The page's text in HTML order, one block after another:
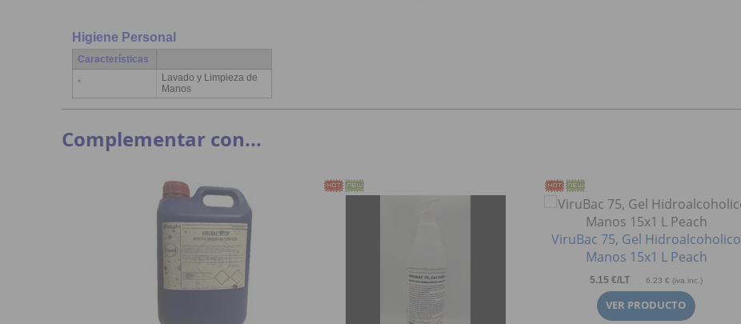
Higiene Personal
Características
*
Lavado y Limpieza de
Manos
Complementar con...
ViruBac 75, Gel Hidroalcoholico
Manos 15x1 L Peach
5.15 €/LT 6.23 € (iva.inc.)